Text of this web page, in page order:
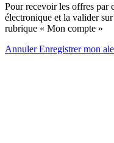
Pour recevoir les offres par
électronique et la valider
rubrique « Mon compte »
AnnulerEnregistrer mon